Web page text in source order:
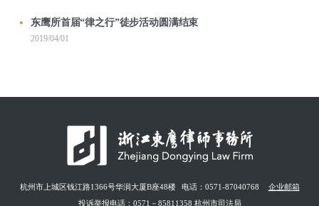
东鹰所首届“律之行”徒步活动圆满结束
2019/04/01
杭州市上城区钱江路1366号华润大厦B座48楼 电话：0571-87040768 企业邮箱
投诉举报电话：0571－85811358 杭州市司法局